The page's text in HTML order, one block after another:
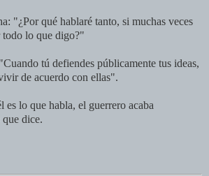
"¿Por qué hablaré tanto, si muchas veces
todo lo que digo?"
tú defiendes públicamente tus ideas,
de acuerdo con ellas".
es lo que habla, el guerrero acaba
dice.